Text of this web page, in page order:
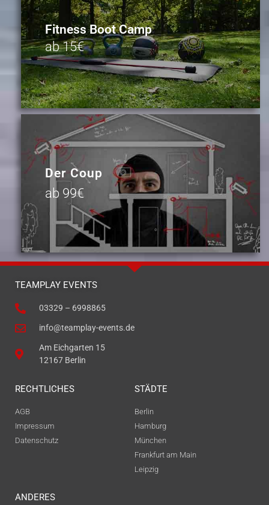
Fitness Boot Camp
ab 15€
Der Coup
ab 99€
TEAMPLAY EVENTS
03329 – 6998865
info@teamplay-events.de
Am Eichgarten 15
12167 Berlin
RECHTLICHES
AGB
Impressum
Datenschutz
STÄDTE
Berlin
Hamburg
München
Frankfurt am Main
Leipzig
ANDERES